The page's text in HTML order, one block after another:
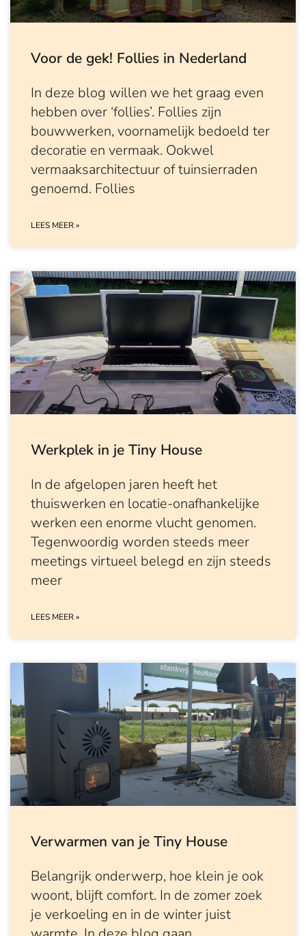
Voor de gek! Follies in Nederland
In deze blog willen we het graag even
hebben over ‘follies’. Follies zijn
bouwwerken, voornamelijk bedoeld ter
decoratie en vermaak. Ookwel
vermaaksarchitectuur of tuinsierraden
genoemd. Follies
LEES MEER »
Werkplek in je Tiny House
In de afgelopen jaren heeft het
thuiswerken en locatie-onafhankelijke
werken een enorme vlucht genomen.
Tegenwoordig worden steeds meer
meetings virtueel belegd en zijn steeds
meer
LEES MEER »
Verwarmen van je Tiny House
Belangrijk onderwerp, hoe klein je ook
woont, blijft comfort. In de zomer zoek
je verkoeling en in de winter juist